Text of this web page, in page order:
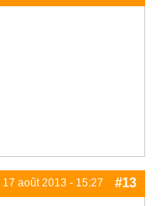
17 août 2013 - 15:27 #13